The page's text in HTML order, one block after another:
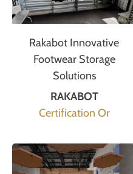
Rakabot Innovative
Footwear Storage
Solutions
RAKABOT
Certification Or